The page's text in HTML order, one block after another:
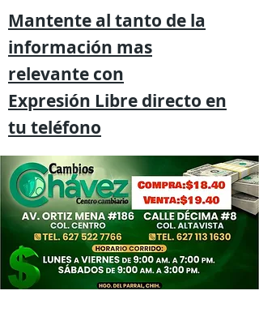
Mantente al tanto de la
información mas
relevante con
Expresión Libre directo en
tu teléfono